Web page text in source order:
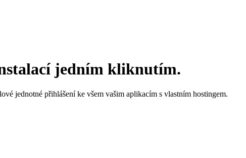
jedním kliknutím.
jednotné přihlášení ke všem vašim aplikacím s vlastním hostingem.